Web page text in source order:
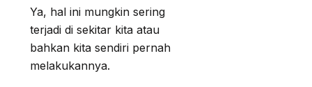
Ya, hal ini mungkin sering
terjadi di sekitar kita atau
bahkan kita sendiri pernah
melakukannya.